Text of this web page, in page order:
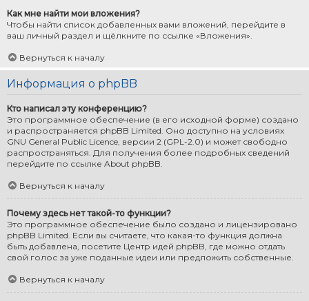
Как мне найти мои вложения?
Чтобы найти список добавленных вами вложений, перейдите в
ваш личный раздел и щёлкните по ссылке «Вложения».
Вернуться к началу
Информация о phpBB
Кто написал эту конференцию?
Это программное обеспечение (в его исходной форме) создано
и распространяется phpBB Limited. Оно доступно на условиях
GNU General Public Licence, версии 2 (GPL-2.0) и может свободно
распространяться. Для получения более подробных сведений
перейдите по ссылке About phpBB.
Вернуться к началу
Почему здесь нет такой-то функции?
Это программное обеспечение было создано и лицензировано
phpBB Limited. Если вы считаете, что какая-то функция должна
быть добавлена, посетите Центр идей phpBB, где можно отдать
свой голос за уже поданные идеи или предложить собственные.
Вернуться к началу